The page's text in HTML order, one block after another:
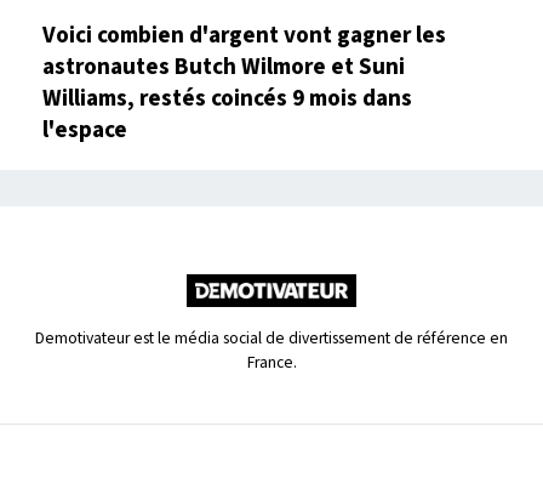
Voici combien d'argent vont gagner les
astronautes Butch Wilmore et Suni
Williams, restés coincés 9 mois dans
l'espace
Demotivateur est le média social de divertissement de référence en
France.